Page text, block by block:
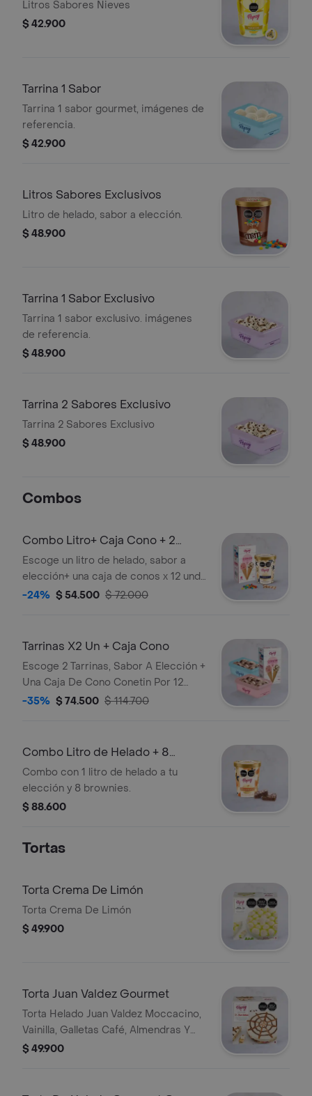
Litros Sabores Nieves
$ 42.900
Tarrina 1 Sabor
Tarrina 1 sabor gourmet, imágenes de
referencia.
$ 42.900
Litros Sabores Exclusivos
Litro de helado, sabor a elección.
$ 48.900
Tarrina 1 Sabor Exclusivo
Tarrina 1 sabor exclusivo. imágenes
de referencia.
$ 48.900
Tarrina 2 Sabores Exclusivo
Tarrina 2 Sabores Exclusivo
$ 48.900
Combos
Combo Litro+ Caja Cono + 2
Toppings
Escoge un litro de helado, sabor a
elección+ una caja de conos x 12 und
y 2 topping a elección del cliente.
-24% $ 54.500 $ 72.000
Tarrinas X2 Un + Caja Cono
Escoge 2 Tarrinas, Sabor A Elección +
Una Caja De Cono Conetin Por 12
Und.
-35% $ 74.500 $ 114.700
Combo Litro de Helado + 8
Brownies
Combo con 1 litro de helado a tu
elección y 8 brownies.
$ 88.600
Tortas
Torta Crema De Limón
Torta Crema De Limón
$ 49.900
Torta Juan Valdez Gourmet
Torta Helado Juan Valdez Moccacino,
Vainilla, Galletas Café, Almendras Y
Salsa Chocolate, 8 Unidades.
$ 49.900